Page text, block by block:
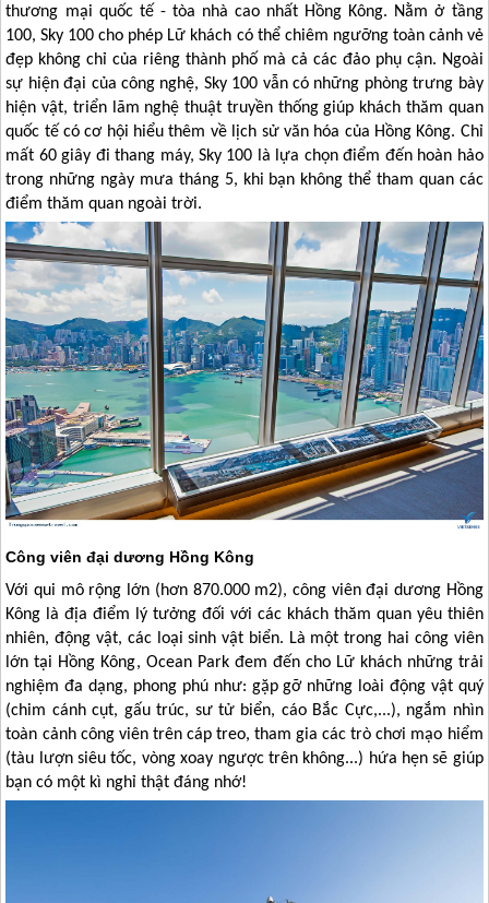
thương mại quốc tế - tòa nhà cao nhất Hồng Kông. Nằm ở tầng
100, Sky 100 cho phép Lữ khách có thể chiêm ngưỡng toàn cảnh vẻ
đẹp không chỉ của riêng thành phố mà cả các đảo phụ cận. Ngoài
sự hiện đại của công nghệ, Sky 100 vẫn có những phòng trưng bày
hiện vật, triển lãm nghệ thuật truyền thống giúp khách thăm quan
quốc tế có cơ hội hiểu thêm về lịch sử văn hóa của Hồng Kông. Chỉ
mất 60 giây đi thang máy, Sky 100 là lựa chọn điểm đến hoàn hảo
trong những ngày mưa tháng 5, khi bạn không thể tham quan các
điểm thăm quan ngoài trời.
Công viên đại dương Hồng Kông
Với qui mô rộng lớn (hơn 870.000 m2), công viên đại dương Hồng
Kông là địa điểm lý tưởng đối với các khách thăm quan yêu thiên
nhiên, động vật, các loại sinh vật biển. Là một trong hai công viên
lớn tại Hồng Kông, Ocean Park đem đến cho Lữ khách những trải
nghiệm đa dạng, phong phú như: gặp gỡ những loài động vật quý
(chim cánh cụt, gấu trúc, sư tử biển, cáo Bắc Cực,...), ngắm nhìn
toàn cảnh công viên trên cáp treo, tham gia các trò chơi mạo hiểm
(tàu lượn siêu tốc, vòng xoay ngược trên không...) hứa hẹn sẽ giúp
bạn có một kì nghỉ thật đáng nhớ!